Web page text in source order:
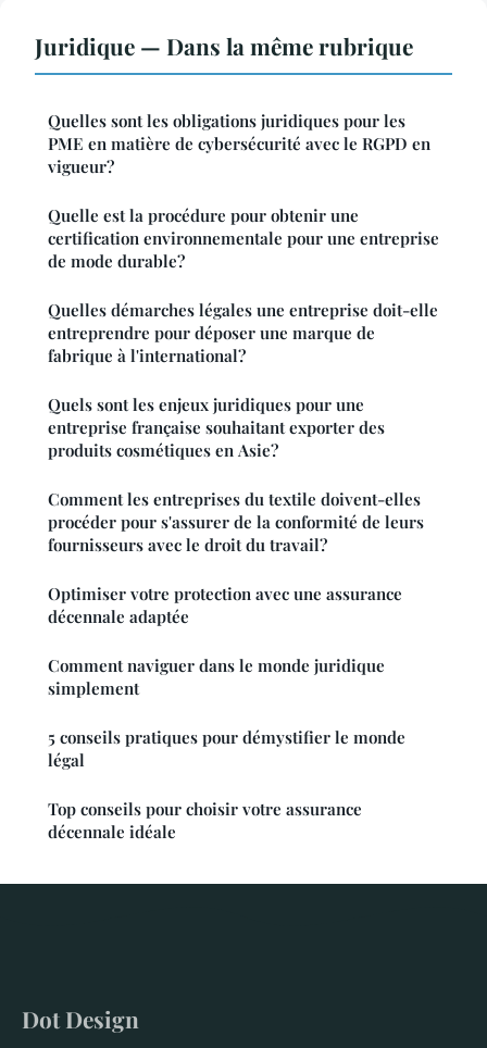
Juridique — Dans la même rubrique
Quelles sont les obligations juridiques pour les
PME en matière de cybersécurité avec le RGPD en
vigueur?
Quelle est la procédure pour obtenir une
certification environnementale pour une entreprise
de mode durable?
Quelles démarches légales une entreprise doit-elle
entreprendre pour déposer une marque de
fabrique à l'international?
Quels sont les enjeux juridiques pour une
entreprise française souhaitant exporter des
produits cosmétiques en Asie?
Comment les entreprises du textile doivent-elles
procéder pour s'assurer de la conformité de leurs
fournisseurs avec le droit du travail?
Optimiser votre protection avec une assurance
décennale adaptée
Comment naviguer dans le monde juridique
simplement
5 conseils pratiques pour démystifier le monde
légal
Top conseils pour choisir votre assurance
décennale idéale
Dot Design